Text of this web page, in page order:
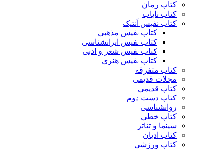
کتاب رمان
کتاب نایاب
کتاب نفیس آنتیک
کتاب نفیس مذهبی
کتاب نفیس ایرانشناسی
کتاب نفیس شعر و ادبی
کتاب نفیس هنری
کتاب متفرقه
مجلات قدیمی
کتاب قدیمی
کتاب دست دوم
روانشناسی
کتاب خطی
سینما و تئاتر
کتاب ادیان
کتاب ورزشی